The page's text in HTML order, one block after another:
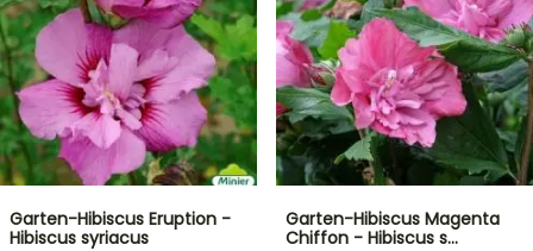
Garten-Hibiscus Eruption -
Hibiscus syriacus
Garten-Hibiscus Magenta
Chiffon - Hibiscus s…